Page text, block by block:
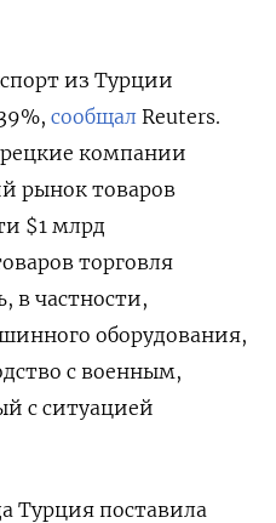
из Турции
сообщал Reuters.
компании
рынок товаров
$1 млрд
торговля
в частности,
оборудования,
с военным,
с ситуацией
Турция поставила